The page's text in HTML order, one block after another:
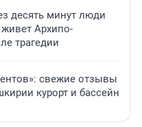
десять минут люди
Архипо-
трагедии
свежие отзывы
курорт и бассейн